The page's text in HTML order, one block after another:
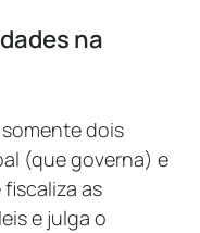
na
dois
(que governa) e
fiscaliza as
e julga o